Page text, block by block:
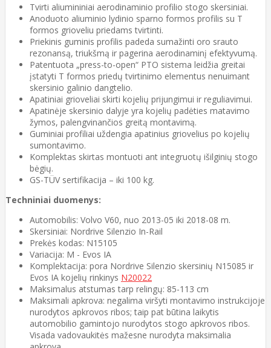
Tvirti aliumininiai aerodinaminio profilio stogo skersiniai.
Anoduoto aliuminio lydinio sparno formos profilis su T
formos grioveliu priedams tvirtinti.
Priekinis guminis profilis padeda sumažinti oro srauto
rezonansą, triukšmą ir pagerina aerodinaminį efektyvumą.
Patentuota „press-to-open“ PTO sistema leidžia greitai
įstatyti T formos priedų tvirtinimo elementus nenuimant
skersinio galinio dangtelio.
Apatiniai grioveliai skirti kojelių prijungimui ir reguliavimui.
Apatinėje skersinio dalyje yra kojelių padėties matavimo
žymos, palengvinančios greitą montavimą.
Guminiai profiliai uždengia apatinius griovelius po kojelių
sumontavimo.
Komplektas skirtas montuoti ant integruotų išilginių stogo
bėgių.
GS-TÜV sertifikacija – iki 100 kg.
Techniniai duomenys:
Automobilis: Volvo V60, nuo 2013-05 iki 2018-08 m.
Skersiniai: Nordrive Silenzio In-Rail
Prekės kodas: N15105
Variacija: M - Evos IA
Komplektacija: pora Nordrive Silenzio skersinių N15085 ir
Evos IA kojelių rinkinys N20022
Maksimalus atstumas tarp relingų: 85-113 cm
Maksimali apkrova: negalima viršyti montavimo instrukcijoje
nurodytos apkrovos ribos; taip pat būtina laikytis
automobilio gamintojo nurodytos stogo apkrovos ribos.
Visada vadovaukitės mažesne nurodyta maksimalia